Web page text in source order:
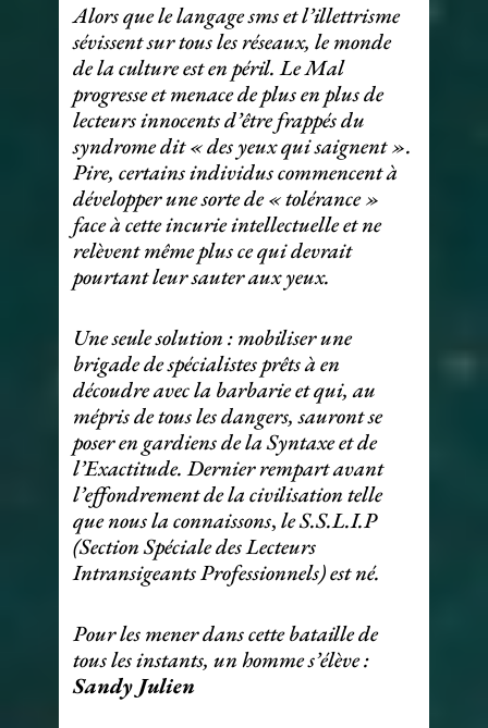
Alors que le langage sms et l’illettrisme
sévissent sur tous les réseaux, le monde
de la culture est en péril. Le Mal
progresse et menace de plus en plus de
lecteurs innocents d’être frappés du
syndrome dit « des yeux qui saignent ».
Pire, certains individus commencent à
développer une sorte de « tolérance »
face à cette incurie intellectuelle et ne
relèvent même plus ce qui devrait
pourtant leur sauter aux yeux.
Une seule solution : mobiliser une
brigade de spécialistes prêts à en
découdre avec la barbarie et qui, au
mépris de tous les dangers, sauront se
poser en gardiens de la Syntaxe et de
l’Exactitude. Dernier rempart avant
l’effondrement de la civilisation telle
que nous la connaissons,le S.S.L.I.P
(Section Spéciale des Lecteurs
Intransigeants Professionnels) est né.
Pour les mener dans cette bataille de
tous les instants, un homme s’élève :
Sandy Julien